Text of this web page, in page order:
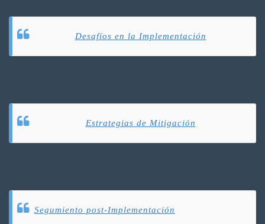
Desafíos en la Implementación
Estrategias de Mitigación
Segumiento post-Implementación